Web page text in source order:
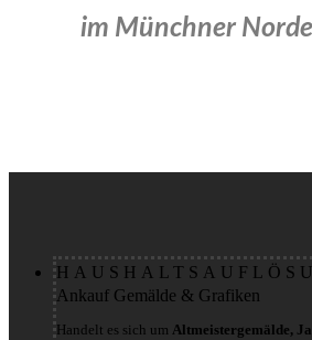
im Münchner
Ankauf Gemälde & Grafiken
Handelt es sich um Altmeistergemälde,